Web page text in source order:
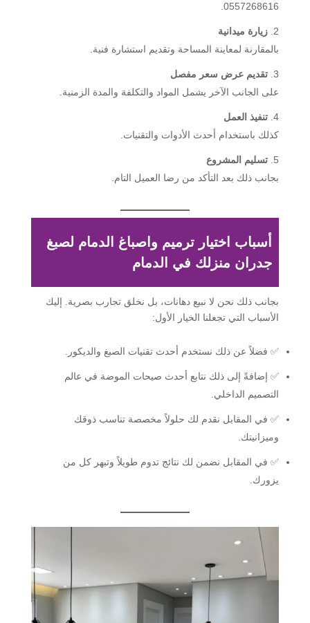
0557268616.
زيارة ميدانية
بالمقارنة لمعاينة المساحة وتقديم استشارة فنية.
تقديم عرض سعر مفصل
على الجانب الآخر يشمل المواد والتكلفة والمدة الزمنية.
تنفيذ العمل
كذلك باستخدام أحدث الأدوات والتقنيات.
تسليم المشروع
بجانب ذلك بعد التأكد من رضا العميل التام.
أسباب اختيار ترميم واصباغ الدمام لصبغ
جدران منزلك في الدمام
بجانب ذلك نحن لا نبيع دهانات، بل نخلق تجارب بصرية. إليك
الأسباب التي تجعلنا الخيار الأول:
✅ فضلاً عن ذلك نستخدم أحدث تقنيات الصبغ والديكور.
✅ إضافةً إلى ذلك نتابع أحدث صيحات الموضة في عالم
التصميم الداخلي.
✅ في المقابل نقدم لك حلولاً مخصصة تناسب ذوقك
وميزانيتك.
✅ في المقابل نضمن لك نتائج تدوم طويلاً وتبهر كل من
يزورك.